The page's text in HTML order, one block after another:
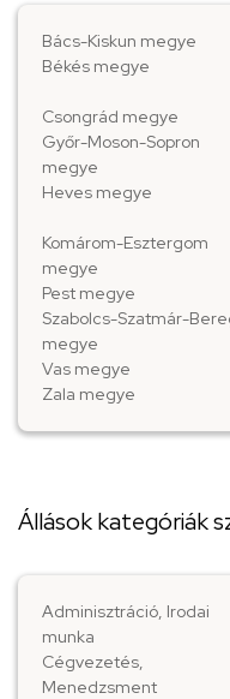
Bács-Kiskun megye
Békés megye
Csongrád megye
Győr-Moson-Sopron
megye
Heves megye
Komárom-Esztergom
megye
Pest megye
Szabolcs-Szatmár-
megye
Vas megye
Zala megye
Állások kategóriák
Adminisztráció, Irodai
munka
Cégvezetés,
Menedzsment